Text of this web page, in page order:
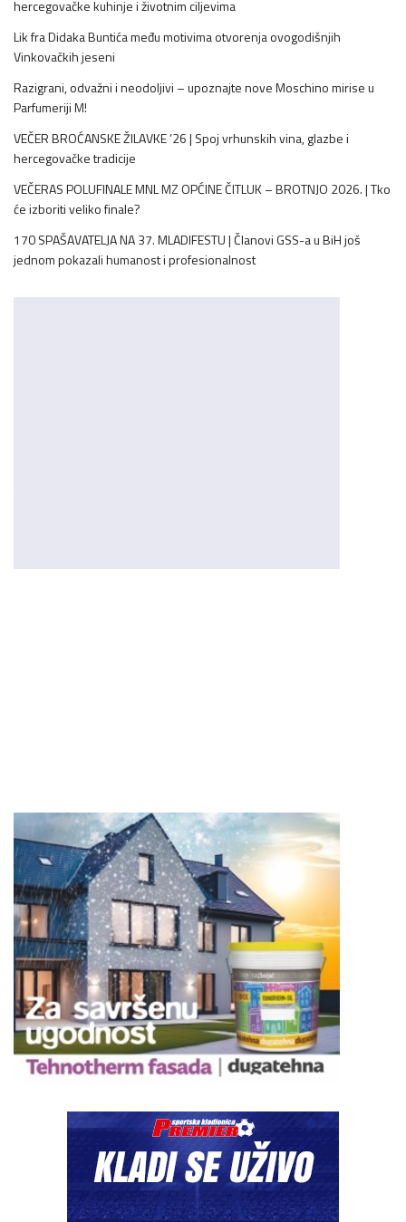
hercegovačke kuhinje i životnim ciljevima
Lik fra Didaka Buntića među motivima otvorenja ovogodišnjih
Vinkovačkih jeseni
Razigrani, odvažni i neodoljivi – upoznajte nove Moschino mirise u
Parfumeriji M!
VEČER BROĆANSKE ŽILAVKE ’26 | Spoj vrhunskih vina, glazbe i
hercegovačke tradicije
VEČERAS POLUFINALE MNL MZ OPĆINE ČITLUK – BROTNJO 2026. | Tko
će izboriti veliko finale?
170 SPAŠAVATELJA NA 37. MLADIFESTU | Članovi GSS-a u BiH još
jednom pokazali humanost i profesionalnost